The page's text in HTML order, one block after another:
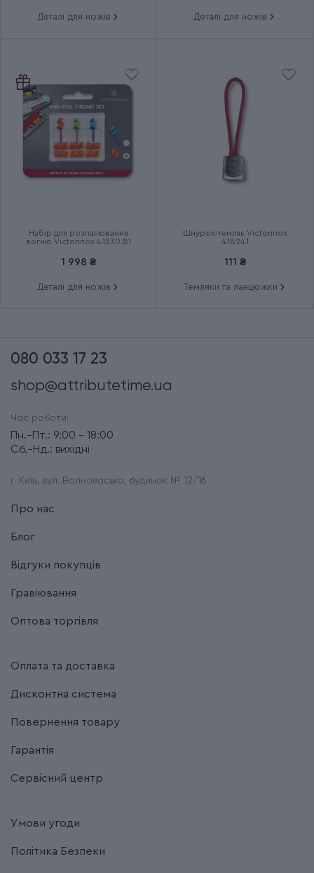
Деталі для ножів Деталі для ножів
Набір для розпалювання
вогню Victorinox 4.1330.B1
1 998 ₴
Деталі для ножів
Шнурок-темляк Victorinox
4.1824.1
111 ₴
Темляки та ланцюжки
080 033 17 23
shop@attributetime.ua
Час роботи:
Пн.-Пт.: 9:00 - 18:00
Сб.-Нд.: вихідні
г. Київ, вул. Волноваська, будинок № 12/16
Про нас
Блог
Відгуки покупців
Гравіювання
Оптова торгівля
Оплата та доставка
Дисконтна система
Повернення товару
Гарантія
Сервісний центр
Умови угоди
Політика Безпеки